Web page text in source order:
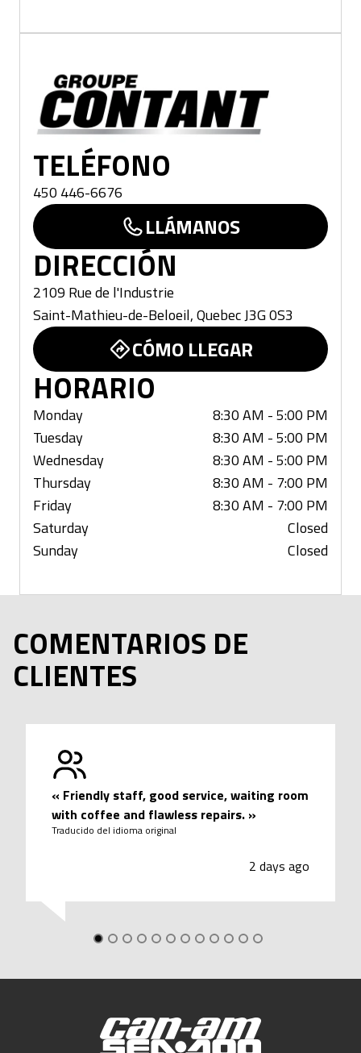
Beloeil
TELÉFONO
450 446-6676
LLÁMANOS
DIRECCIÓN
2109 Rue de l'Industrie
Saint-Mathieu-de-Beloeil,QuebecJ3G 0S3
CÓMO LLEGAR
HORARIO
Monday
8:30 AM - 5:00 PM
Tuesday
8:30 AM - 5:00 PM
Wednesday
8:30 AM - 5:00 PM
Thursday
8:30 AM - 7:00 PM
Friday
8:30 AM - 7:00 PM
Saturday
Closed
Sunday
Closed
COMENTARIOS DE
CLIENTES
« Friendly staff, good service, waiting room
with coffee and flawless repairs. »
Traducido del idioma original
2 days ago